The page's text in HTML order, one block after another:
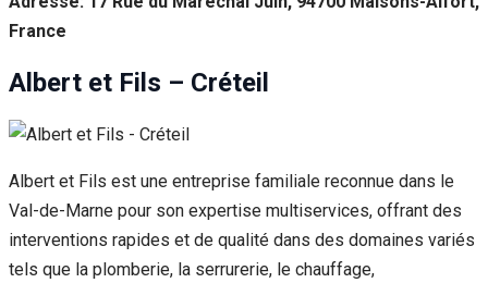
France
Albert et Fils – Créteil
Albert et Fils est une entreprise familiale reconnue dans le
Val-de-Marne pour son expertise multiservices, offrant des
interventions rapides et de qualité dans des domaines variés
tels que la plomberie, la serrurerie, le chauffage,